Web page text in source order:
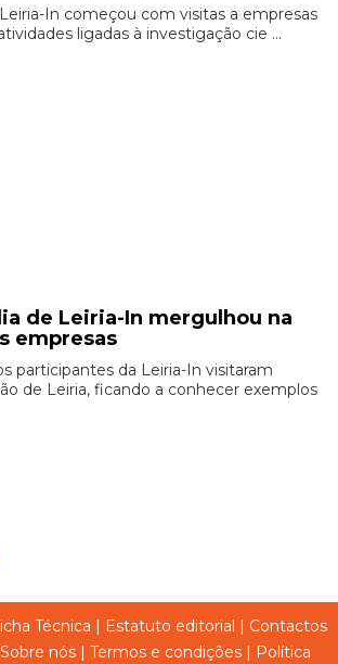
In começou com visitas a empresas
ligadas à investigação cie ...
de Leiria-In mergulhou na
empresas
participantes da Leiria-In visitaram
de Leiria, ficando a conhecer exemplos
Técnica | Estatuto editorial | Contactos
Sobre nós | Termos e condições | Política